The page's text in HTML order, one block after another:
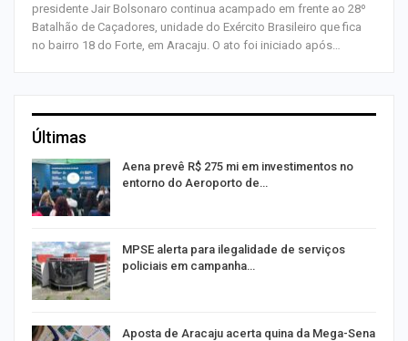
presidente Jair Bolsonaro continua acampado em frente ao 28º
Batalhão de Caçadores, unidade do Exército Brasileiro que fica
no bairro 18 do Forte, em Aracaju. O ato foi iniciado após…
Últimas
Aena prevê R$ 275 mi em investimentos no
entorno do Aeroporto de…
MPSE alerta para ilegalidade de serviços
policiais em campanha…
Aposta de Aracaju acerta quina da Mega-Sena